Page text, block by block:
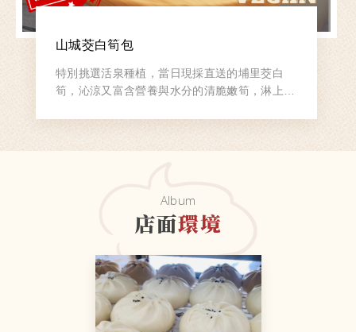
山城茭白筍包
特別挑選活泉種植，當日現採直送的埔里茭白
筍，沁涼又富含營養與水分的清脆嫩筍，淋上素
Album
店面環境